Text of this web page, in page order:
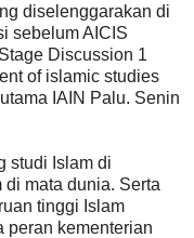
diselenggarakan di
sebelum AICIS
Discussion 1
of islamic studies
IAIN Palu. Senin
studi Islam di
di mata dunia. Serta
tinggi Islam
peran kementerian